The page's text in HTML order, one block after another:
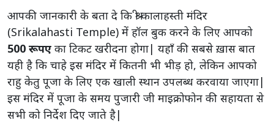
आपकी जानकारी के बता दे कि श्री कालाहस्ती मंदिर
(Srikalahasti Temple) में हॉल बुक करने के लिए आपको
500 रूपए का टिकट खरीदना होगा| यहाँ की सबसे ख़ास बात
यही है कि चाहे इस मंदिर में कितनी भी भीड़ हो, लेकिन आपको
राहु केतु पूजा के लिए एक खाली स्थान उपलब्ध करवाया जाएगा|
इस मंदिर में पूजा के समय पुजारी जी माइक्रोफोन की सहायता से
सभी को निर्देश दिए जाते है|